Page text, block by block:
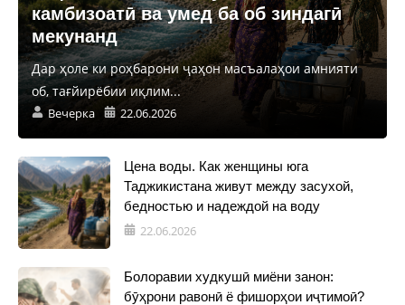
камбизоатӣ ва умед ба об зиндагӣ
мекунанд
Дар ҳоле ки роҳбарони ҷаҳон масъалаҳои амнияти
об, тағйирёбии иқлим...
Вечерка 22.06.2026
Цена воды. Как женщины юга
Таджикистана живут между засухой,
бедностью и надеждой на воду
22.06.2026
Болоравии худкушӣ миёни занон:
бӯҳрони равонӣ ё фишорҳои иҷтимоӣ?